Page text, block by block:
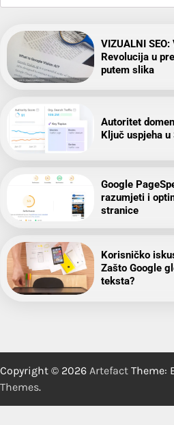
VIZUALNI
Revolucija u
putem slika
Autoritet
Ključ uspjeha u
Google
razumjeti i
stranice
Korisničko
Zašto Google
teksta?
Copyright © 2026 Artefact Theme:
Themes.